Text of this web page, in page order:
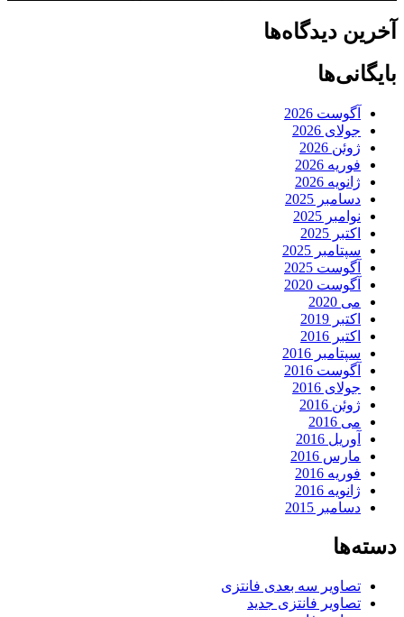
دیدگاه‌ها
2026
2026
2026
2026
2026
2025
2025
2025
2025
2025
2020
2019
2016
2016
2016
2016
2016
2016
2016
2016
2016
2015
سه بعدی فانتزی
فانتزی جدید